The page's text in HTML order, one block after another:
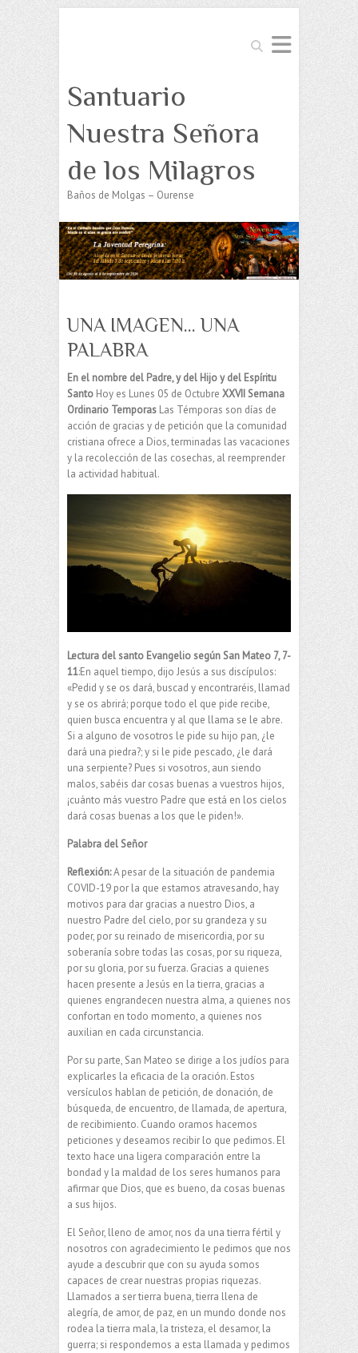
Buscar
Santuario
Nuestra Señora
de los Milagros
Baños de Molgas – Ourense
UNA IMAGEN… UNA
PALABRA
En el nombre del Padre, y del Hijo y del Espíritu
Santo Hoy es Lunes 05 de Octubre XXVII Semana
Ordinario Temporas Las Témporas son días de
acción de gracias y de petición que la comunidad
cristiana ofrece a Dios, terminadas las vacaciones
y la recolección de las cosechas, al reemprender
la actividad habitual.
Lectura del santo Evangelio según San Mateo 7, 7-
11:En aquel tiempo, dijo Jesús a sus discípulos:
«Pedid y se os dará, buscad y encontraréis, llamad
y se os abrirá; porque todo el que pide recibe,
quien busca encuentra y al que llama se le abre.
Si a alguno de vosotros le pide su hijo pan, ¿le
dará una piedra?; y si le pide pescado, ¿le dará
una serpiente? Pues si vosotros, aun siendo
malos, sabéis dar cosas buenas a vuestros hijos,
¡cuánto más vuestro Padre que está en los cielos
dará cosas buenas a los que le piden!».
Palabra del Señor
Reflexión:A pesar de la situación de pandemia
COVID-19 por la que estamos atravesando, hay
motivos para dar gracias a nuestro Dios, a
nuestro Padre del cielo, por su grandeza y su
poder, por su reinado de misericordia, por su
soberanía sobre todas las cosas, por su riqueza,
por su gloria, por su fuerza. Gracias a quienes
hacen presente a Jesús en la tierra, gracias a
quienes engrandecen nuestra alma, a quienes nos
confortan en todo momento, a quienes nos
auxilian en cada circunstancia.
Por su parte, San Mateo se dirige a los judíos para
explicarles la eficacia de la oración. Estos
versículos hablan de petición, de donación, de
búsqueda, de encuentro, de llamada, de apertura,
de recibimiento. Cuando oramos hacemos
peticiones y deseamos recibir lo que pedimos. El
texto hace una ligera comparación entre la
bondad y la maldad de los seres humanos para
afirmar que Dios, que es bueno, da cosas buenas
a sus hijos.
El Señor, lleno de amor, nos da una tierra fértil y
nosotros con agradecimiento le pedimos que nos
ayude a descubrir que con su ayuda somos
capaces de crear nuestras propias riquezas.
Llamados a ser tierra buena, tierra llena de
alegría, de amor, de paz, en un mundo donde nos
rodea la tierra mala, la tristeza, el desamor, la
guerra; si respondemos a esta llamada y pedimos